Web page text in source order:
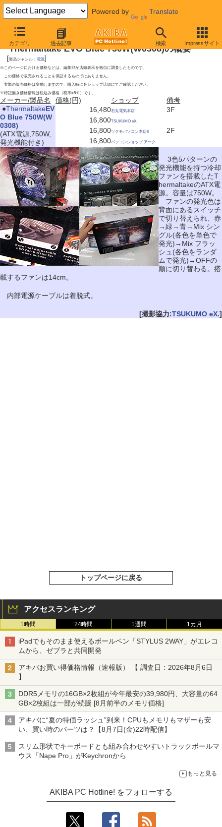
Powered by Translate
カテゴリ 過去記事 検索 Impressサイト
2009年9月5日号
Thermaltake EVO Blue 750W(W0308)の概要
[製品ジャンル： 電源]
※このページにおける価格などは、編集部が店頭表示を独自に調査したものです。
この価格で販売されることを保証するものではありません。
実際の販売価格は変動しますので、購入時に各ショップ店頭にてご確認ください。
※特記無き価格情報は税込み価格（税率=5％）です。
メーカー/製品名 価格(円) ショップ
備考
●ThermaltakeEV
O Blue 750W(W
0308)
(ATX電源,750W,
発光機能付き)
16,480石丸電気本店
3F
16,800TSUKUMO eX.
16,800ツクモパソコン本店II
2F
16,800パソコンショップ アーク
3色5パターンの
発光機能を持つ冷却
ファンを搭載したT
hermaltakeのATX電
源。容量は750W。
ファンの発光色は
背面にあるスイッチ
で切り替えられ、赤
→緑→青→Mix シン
グル(各色を単色で
発光)→Mix フラッ
シュ(各色をランダ
ムで発光)→OFFの
順に切り替わる。搭
載するファンは14cm。
内部電源ケーブルは着脱式。
[撮影協力:TSUKUMO eX.]
トップページに戻る
アクセスランキング
1時間 24時間 1週間 1カ月
iPadでもそのまま使えるボールペン「STYLUS 2WAY」がエレコ
ムから、ゼブラと共同開発
アキバお買い得価格情報（速報版） 【 調査日：2026年8月6日
】
DDR5メモリの16GB×2枚組が今年最安の39,980円、大容量の64
GB×2枚組は一部が続騰 [8月前半のメモリ価格]
アキバに“夏の特価ラッシュ”到来！CPUもメモリもマザーも安
い、買い時のパーツは？【8月7日(金)22時配信】
スリム形状でキーボードとも組み合わせやすいトラックボールマ
ウス「Nape Pro」がKeychronから
もっと見る
AKIBA PC Hotline! をフォローする